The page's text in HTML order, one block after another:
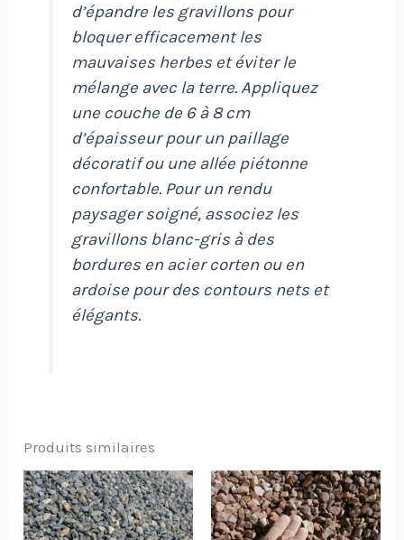
d’épandre les gravillons pour
bloquer efficacement les
mauvaises herbes et éviter le
mélange avec la terre. Appliquez
une couche de 6 à 8 cm
d’épaisseur pour un paillage
décoratif ou une allée piétonne
confortable. Pour un rendu
paysager soigné, associez les
gravillons blanc-gris à des
bordures en acier corten ou en
ardoise pour des contours nets et
élégants.
Produits similaires